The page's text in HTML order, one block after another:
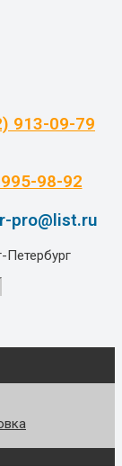
913-09-79
98-92
pro@list.ru
Петербург